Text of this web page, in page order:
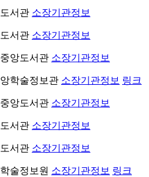
서관 소장기관정보
서관 소장기관정보
앙도서관 소장기관정보
학술정보관 소장기관정보 링크
앙도서관 소장기관정보
서관 소장기관정보
서관 소장기관정보
술정보원 소장기관정보 링크